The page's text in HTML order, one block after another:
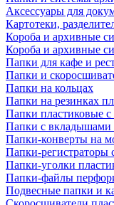
Аксессуары для
Картотеки,
Короба и архивные
Короба и архивные
Папки для кафе и
Папки и
Папки на кольцах
Папки на резинках
Папки пластиковые
Папки с вкладышами
Папки-конверты на
Папки-
Папки-уголки
Папки-файлы
Подвесные папки и